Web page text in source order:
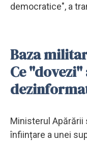
democratice", a
Baza
Ce
Ministerul Apărării
înființare a unei